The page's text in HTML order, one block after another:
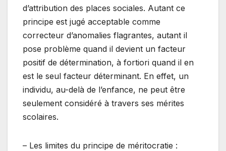
d’attribution des places sociales. Autant ce
principe est jugé acceptable comme
correcteur d’anomalies flagrantes, autant il
pose problème quand il devient un facteur
positif de détermination, à fortiori quand il en
est le seul facteur déterminant. En effet, un
individu, au-delà de l’enfance, ne peut être
seulement considéré à travers ses mérites
scolaires.
– Les limites du principe de méritocratie :